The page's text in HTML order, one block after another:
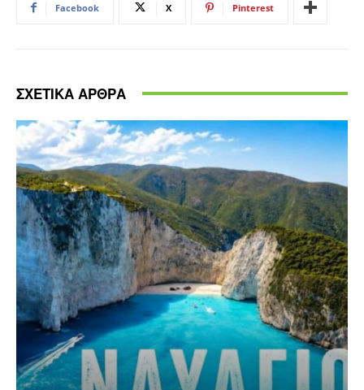
Facebook X Pinterest
ΣΧΕΤΙΚΑ ΑΡΘΡΑ